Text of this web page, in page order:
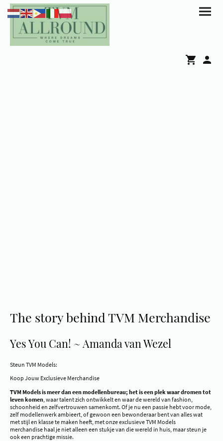
The story behind TVM Merchandise
Yes You Can! ~ Amanda van Wezel
Steun TVM Models:
Koop Jouw Exclusieve Merchandise
TVM Models is meer dan een modellenbureau; het is een plek waar dromen tot
leven komen , waar talent zich ontwikkelt en waar de wereld van fashion,
schoonheid en zelfvertrouwen samenkomt. Of je nu een passie hebt voor mode,
zelf modellenwerk ambieert, of gewoon een bewonderaar bent van alles wat
met stijl en klasse te maken heeft, met onze exclusieve TVM Models
merchandise haal je niet alleen een stukje van die wereld in huis, maar steun je
ook een prachtige missie.